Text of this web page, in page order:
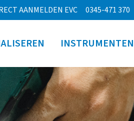
AANMELDEN EVC 0345-471 370
INSTRUMENTEN